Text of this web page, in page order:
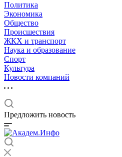
Политика
Экономика
Общество
Происшествия
ЖКХ и транспорт
Наука и образование
Спорт
Культура
Новости компаний
Предложить новость